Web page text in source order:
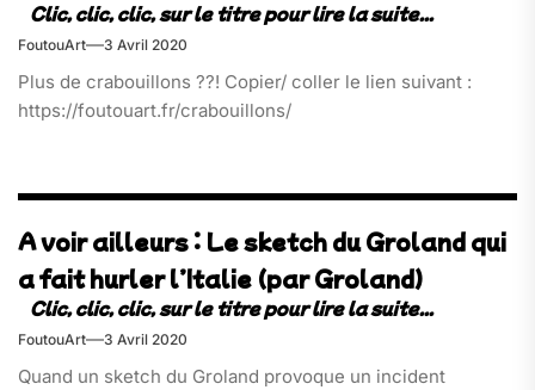
FoutouArt 3 Avril 2020
Plus de crabouillons ??! Copier/ coller le lien suivant :
https://foutouart.fr/crabouillons/
A voir ailleurs : Le sketch du Groland qui
a fait hurler l’Italie (par Groland)
FoutouArt 3 Avril 2020
Quand un sketch du Groland provoque un incident